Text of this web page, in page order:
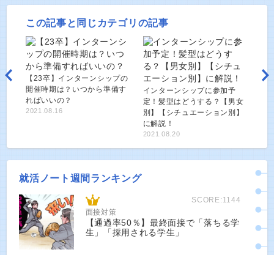
この記事と同じカテゴリの記事
【23卒】インターンシップの
開催時期は？いつから準備す
ればいいの？
2021.08.16
インターンシップに参加予
定！髪型はどうする？【男女
別】【シチュエーション別】
に解説！
2021.08.20
就活ノート週間ランキング
SCORE:1144
面接対策
【通過率50％】最終面接で「落ちる学
生」「採用される学生」